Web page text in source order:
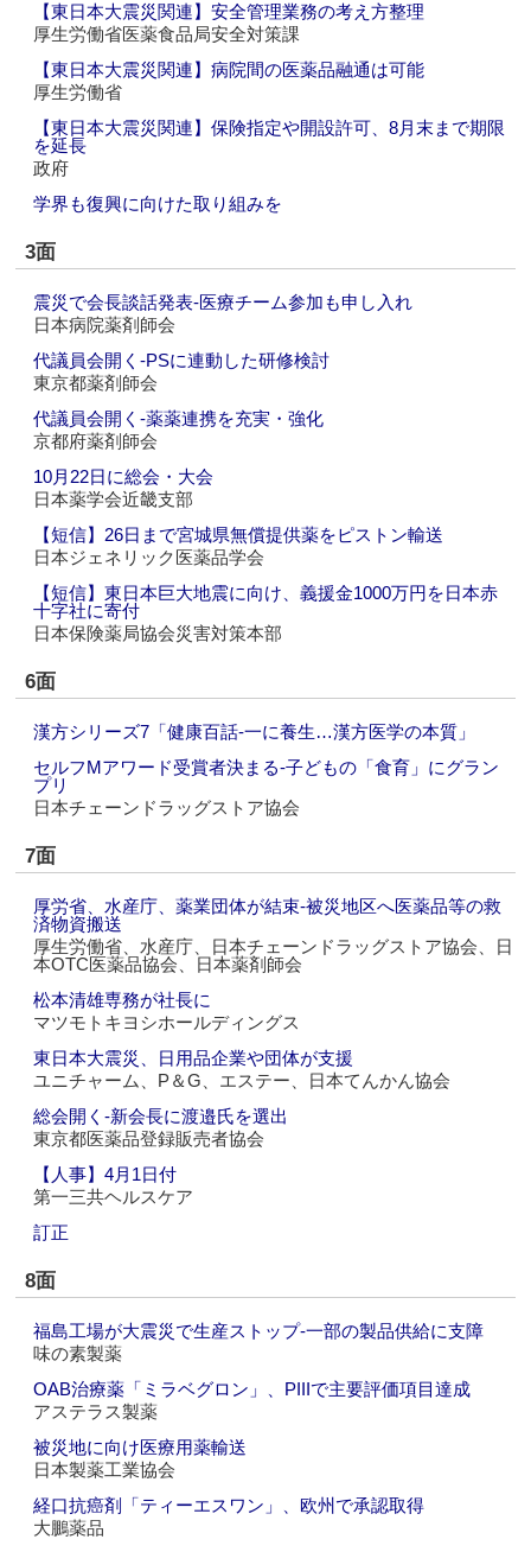
【東日本大震災関連】安全管理業務の考え方整理
厚生労働省医薬食品局安全対策課
【東日本大震災関連】病院間の医薬品融通は可能
厚生労働省
【東日本大震災関連】保険指定や開設許可、8月末まで期限
を延長
政府
学界も復興に向けた取り組みを
3面
震災で会長談話発表‐医療チーム参加も申し入れ
日本病院薬剤師会
代議員会開く‐PSに連動した研修検討
東京都薬剤師会
代議員会開く‐薬薬連携を充実・強化
京都府薬剤師会
10月22日に総会・大会
日本薬学会近畿支部
【短信】26日まで宮城県無償提供薬をピストン輸送
日本ジェネリック医薬品学会
【短信】東日本巨大地震に向け、義援金1000万円を日本赤
十字社に寄付
日本保険薬局協会災害対策本部
6面
漢方シリーズ7「健康百話‐一に養生…漢方医学の本質」
セルフMアワード受賞者決まる‐子どもの「食育」にグラン
プリ
日本チェーンドラッグストア協会
7面
厚労省、水産庁、薬業団体が結束‐被災地区へ医薬品等の救
済物資搬送
厚生労働省、水産庁、日本チェーンドラッグストア協会、日
本OTC医薬品協会、日本薬剤師会
松本清雄専務が社長に
マツモトキヨシホールディングス
東日本大震災、日用品企業や団体が支援
ユニチャーム、P＆G、エステー、日本てんかん協会
総会開く‐新会長に渡邉氏を選出
東京都医薬品登録販売者協会
【人事】4月1日付
第一三共ヘルスケア
訂正
8面
福島工場が大震災で生産ストップ‐一部の製品供給に支障
味の素製薬
OAB治療薬「ミラベグロン」、PIIIで主要評価項目達成
アステラス製薬
被災地に向け医療用薬輸送
日本製薬工業協会
経口抗癌剤「ティーエスワン」、欧州で承認取得
大鵬薬品